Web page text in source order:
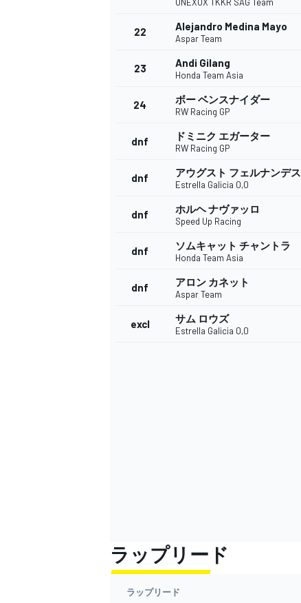
22 Alejandro Medina Mayo
Aspar Team
23 Andi Gilang
Honda Team Asia
24 ボー ベンスナイダー
RW Racing GP
dnf ドミニク エガーター
RW Racing GP
dnf アウグスト フェルナンデス
Estrella Galicia 0,0
dnf ホルヘ ナヴァッロ
Speed Up Racing
dnf ソムキャット チャントラ
Honda Team Asia
dnf アロン カネット
Aspar Team
excl サム ロウズ
Estrella Galicia 0,0
ラップリード
ラップリード